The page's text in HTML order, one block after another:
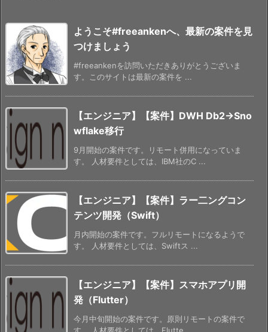
ようこそ#freeankenへ、最新の案件を見
つけましょう
#freeankenを訪問いただきありがとうございま
す。このサイトは最新の案件を ...
【エンジニア】【案件】DWH Db2→Sno
wflake移行
9月開始の案件です。リモート併用になっていま
す。 人材要件としては、IBM社のC ...
【エンジニア】【案件】ラー二ングコン
テンツ開発（Swift）
月内開始の案件です。フルリモートになるようで
す。 人材要件としては、Swiftス ...
【エンジニア】【案件】スマホアプリ開
発（Flutter）
今月中旬開始の案件です。原則リモートの案件で